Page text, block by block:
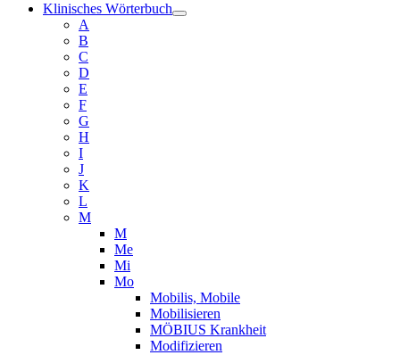
Klinisches Wörterbuch
A
B
C
D
E
F
G
H
I
J
K
L
M
M
Me
Mi
Mo
Mobilis, Mobile
Mobilisieren
MÖBIUS Krankheit
Modifizieren